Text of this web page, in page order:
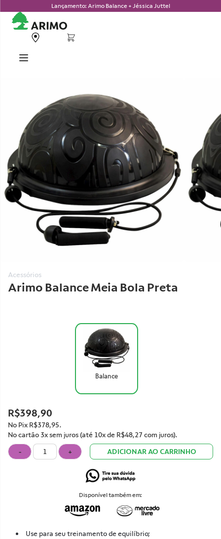
Lançamento: Arimo Balance + Jéssica Juttel
Acessórios
Arimo Balance Meia Bola Preta
Balance
R$398,90
No Pix R$378,95.
No cartão 3x sem juros (até 10x de R$48,27 com juros).
-
+ ADICIONAR AO CARRINHO
Disponível também em:
Use para seu treinamento de equilíbrio;